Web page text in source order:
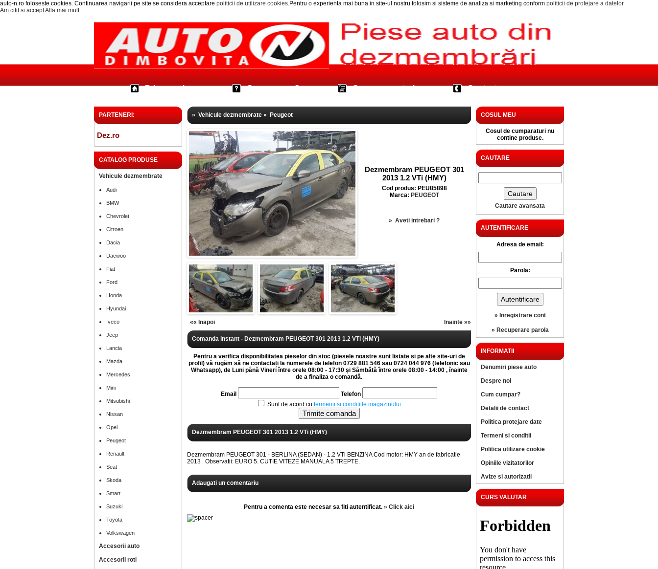
auto-n.ro foloseste cookies. Continuarea navigarii pe site se considera acceptare politicii de utilizare cookies.Pentru o experienta mai buna in site-ul nostru folosim si sisteme de analiza si marketing conform politicii de protejare a datelor.
Am citit si acceptAfla mai mult
Prima pagina Cum cumpar? Cos cumparaturi Contact
PARTENERI:
Dez.ro
CATALOG PRODUSE
Vehicule dezmembrate
Audi
BMW
Chevrolet
Citroen
Dacia
Daewoo
Fiat
Ford
Honda
Hyundai
Iveco
Jeep
Lancia
Mazda
Mercedes
Mini
Mitsubishi
Nissan
Opel
Peugeot
Renault
Seat
Skoda
Smart
Suzuki
Toyota
Volkswagen
Accesorii auto
Accesorii roti
» Vehicule dezmembrate » Peugeot
Dezmembram PEUGEOT 301
2013 1.2 VTi (HMY)
Cod produs: PEU85898
Marca: PEUGEOT
» Aveti intrebari ?
«« Inapoi Inainte »»
Comanda instant - Dezmembram PEUGEOT 301 2013 1.2 VTi (HMY)
Pentru a verifica disponibilitatea pieselor din stoc (piesele noastre sunt listate si pe alte site-uri de
profil) vă rugăm să ne contactați la numerele de telefon 0729 881 546 sau 0724 044 976 (telefonic sau
Whatsapp), de Luni până Vineri între orele 08:00 - 17:30 și Sâmbătă între orele 08:00 - 14:00 , înainte
de a finaliza o comandă.
Email
Telefon
Sunt de acord cu termenii si conditiile magazinului.
Dezmembram PEUGEOT 301 2013 1.2 VTi (HMY)
Dezmembram PEUGEOT 301 - BERLINA (SEDAN) - 1.2 VTi BENZINA Cod motor: HMY an de fabricatie
2013 . Observatii: EURO 5. CUTIE VITEZE MANUALA 5 TREPTE.
Adaugati un comentariu
Pentru a comenta este necesar sa fiti autentificat. » Click aici
COSUL MEU
Cosul de cumparaturi nu
contine produse.
CAUTARE
Cautare avansata
AUTENTIFICARE
Adresa de email:
Parola:
» Inregistrare cont
» Recuperare parola
INFORMATII
Denumiri piese auto
Despre noi
Cum cumpar?
Detalii de contact
Politica protejare date
Termeni si conditii
Politica utilizare cookie
Opiniile vizitatorilor
Avize si autorizatii
CURS VALUTAR